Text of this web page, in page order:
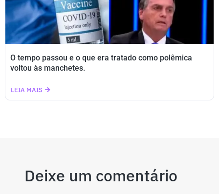
O tempo passou e o que era tratado como polêmica
voltou às manchetes.
LEIA MAIS
Deixe um comentário